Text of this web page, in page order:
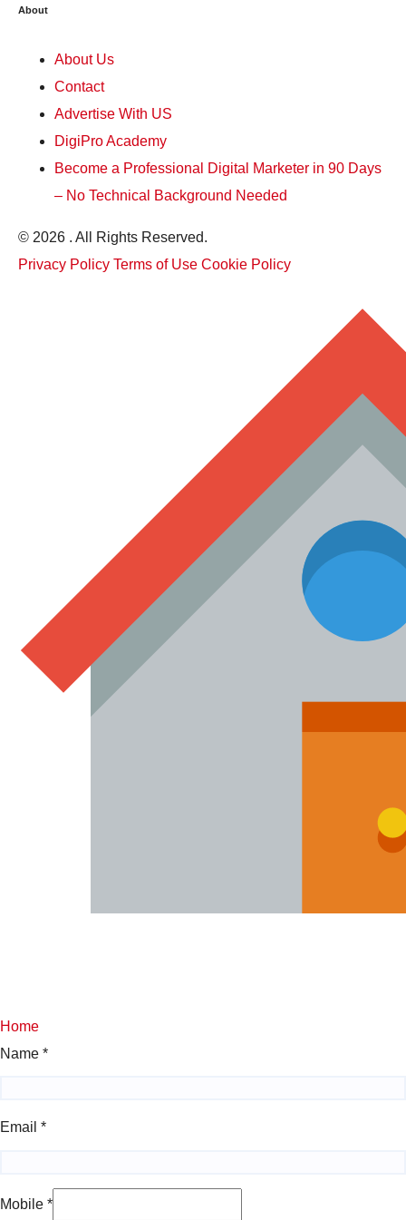
About
About Us
Contact
Advertise With US
DigiPro Academy
Become a Professional Digital Marketer in 90 Days
– No Technical Background Needed
© 2026 . All Rights Reserved.
Privacy Policy Terms of Use Cookie Policy
Home
Name *
Email *
Mobile *